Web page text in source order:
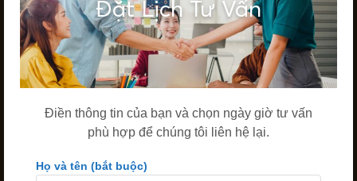
Đặt Lịch Tư Vấn
Điền thông tin của bạn và chọn ngày giờ tư vấn
phù hợp để chúng tôi liên hệ lại.
Họ và tên (bắt buộc)